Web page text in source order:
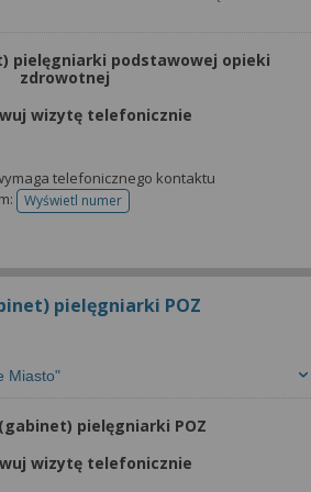
pielęgniarki podstawowej opieki
zdrowotnej
wizytę telefonicznie
telefonicznego kontaktu
Wyświetl numertelefonu do rejestracji
pielęgniarki POZ
Miasto"
pielęgniarki POZ
wizytę telefonicznie